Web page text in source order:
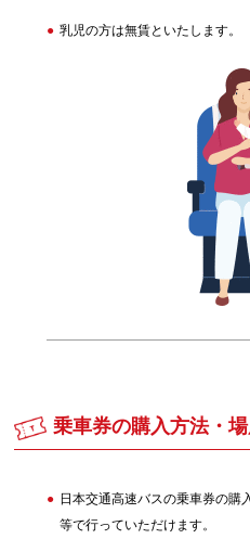
乳児の方は無賃といたします。
乗車券の購入方法・
日本交通高速バスの乗車券の購
等で行っていただけます。